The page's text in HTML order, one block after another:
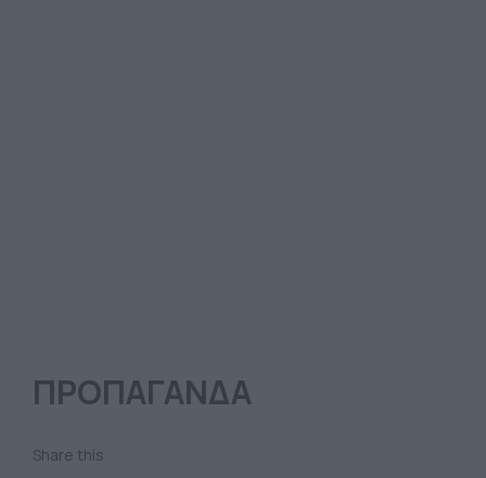
ΠΡΟΠΑΓΑΝΔΑ
Share this